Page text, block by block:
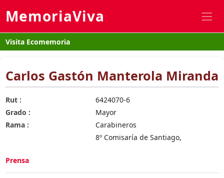
MemoriaViva
Visita Ecomemoria
Carlos Gastón Manterola Miranda
Rut :
6424070-6
Grado :
Mayor
Rama :
Carabineros
8º Comisaría de Santiago,
Prensa